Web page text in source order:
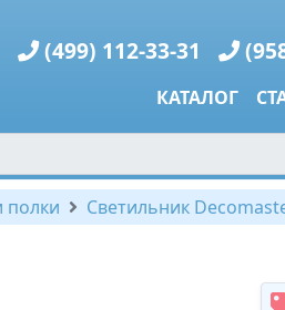
(499) 112-33-31
КАТАЛОГ
полки Светильник